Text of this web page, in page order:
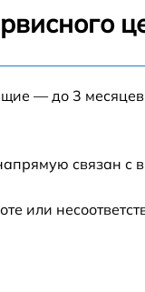
— до 3
связан
или